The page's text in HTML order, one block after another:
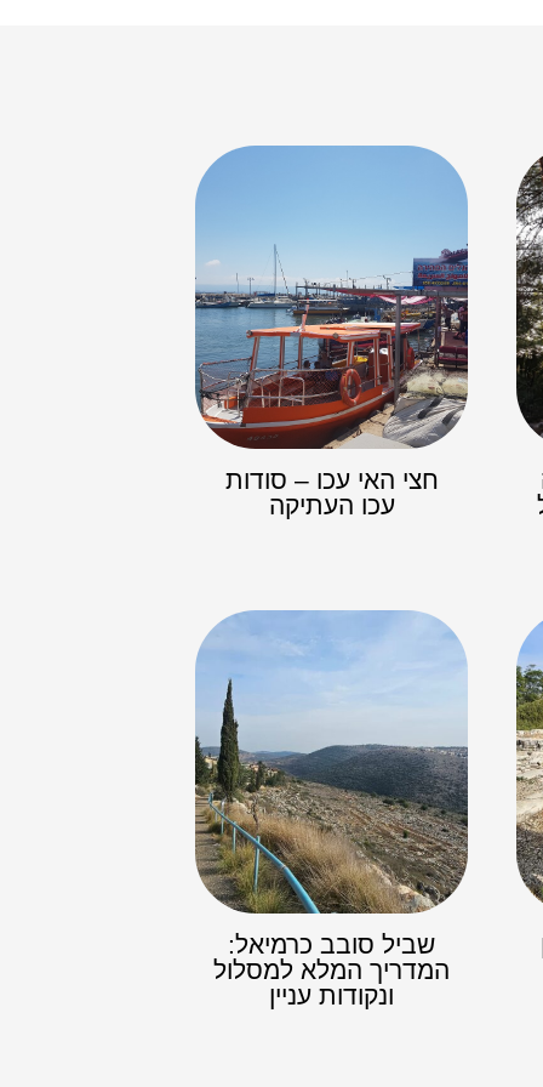
חצי האי עכו – סודות
עכו העתיקה
שביל סובב כרמיאל:
המדריך המלא למסלול
ונקודות עניין